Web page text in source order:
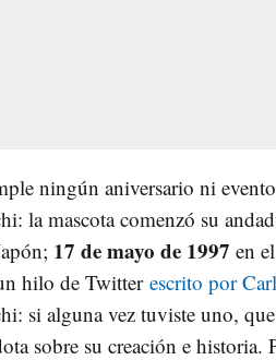
ningún aniversario ni
la mascota comenzó su
17 de mayo de 1997 en
hilo de Twitter escrito por
si alguna vez tuviste uno,
sobre su creación e